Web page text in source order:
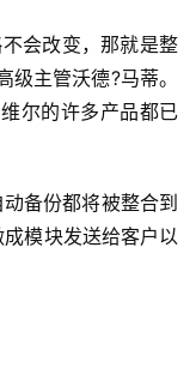
会改变，那就是整
主管沃德?马蒂。
尔的许多产品都已
备份都将被整合到
模块发送给客户以